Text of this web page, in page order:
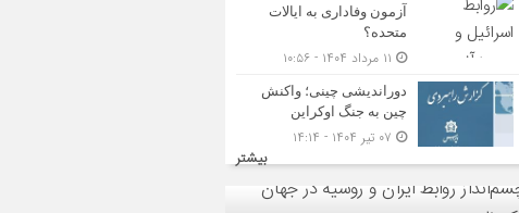
آزمون وفاداری به ایالات
متحده؟
دوراندیشی چینی؛ واکنش
چین به جنگ اوکراین
بیشتر